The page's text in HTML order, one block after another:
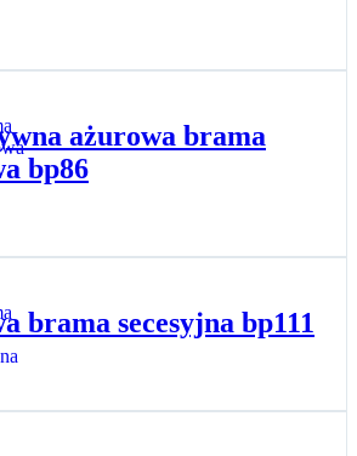
ażurowa brama
bp86
brama secesyjna bp111